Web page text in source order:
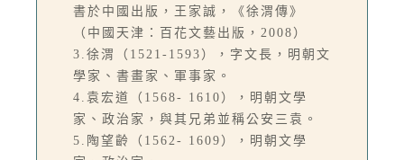
書於中國出版，王家誠，《徐渭傳》
（中國天津：百花文藝出版，2008）
3.徐渭（1521-1593），字文長，明朝文
學家、書畫家、軍事家。
4.袁宏道（1568- 1610），明朝文學
家、政治家，與其兄弟並稱公安三袁。
5.陶望齡（1562- 1609），明朝文學